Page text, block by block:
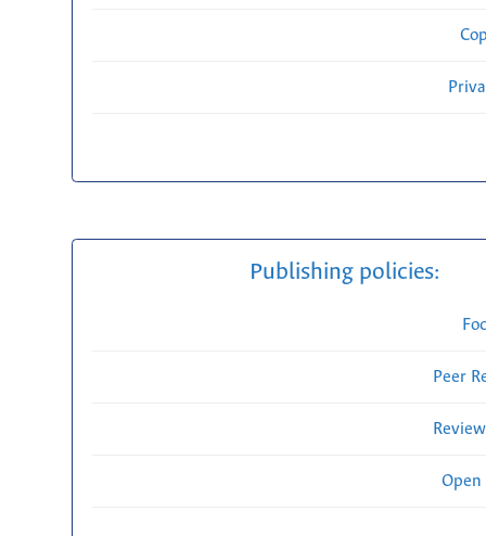
Publishing policies:
Peer
Open